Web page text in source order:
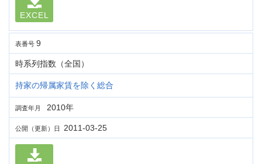
EXCEL
表番号 9
時系列指数（全国）
持家の帰属家賃を除く総合
調査年月 2010年
公開（更新）日 2011-03-25